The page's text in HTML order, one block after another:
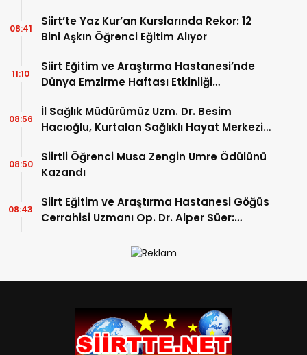
Siirt’te Yaz Kur’an Kurslarında Rekor: 12
Bini Aşkın Öğrenci Eğitim Alıyor
08:41
Siirt Eğitim ve Araştırma Hastanesi’nde
Dünya Emzirme Haftası Etkinliği
11:10
İl Sağlık Müdürümüz Uzm. Dr. Besim
Hacıoğlu, Kurtalan Sağlıklı Hayat Merkezini
08:56
Siirtli Öğrenci Musa Zengin Umre Ödülünü
Kazandı
08:50
Siirt Eğitim ve Araştırma Hastanesi Göğüs
Cerrahisi Uzmanı Op. Dr. Alper Süer:
Anlamına Gelmez”
08:43